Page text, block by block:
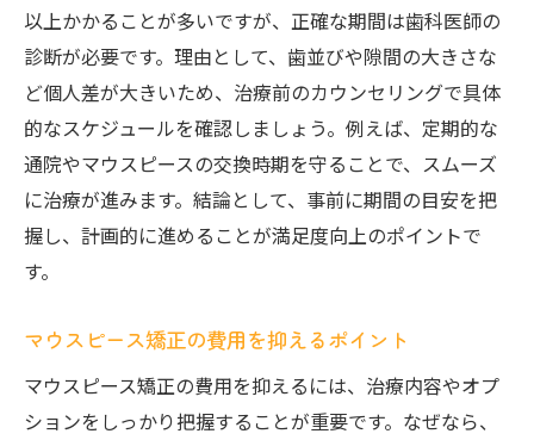
以上かかることが多いですが、正確な期間は歯科医師の
診断が必要です。理由として、歯並びや隙間の大きさな
ど個人差が大きいため、治療前のカウンセリングで具体
的なスケジュールを確認しましょう。例えば、定期的な
通院やマウスピースの交換時期を守ることで、スムーズ
に治療が進みます。結論として、事前に期間の目安を把
握し、計画的に進めることが満足度向上のポイントで
す。
マウスピース矯正の費用を抑えるポイント
マウスピース矯正の費用を抑えるには、治療内容やオプ
ションをしっかり把握することが重要です。なぜなら、